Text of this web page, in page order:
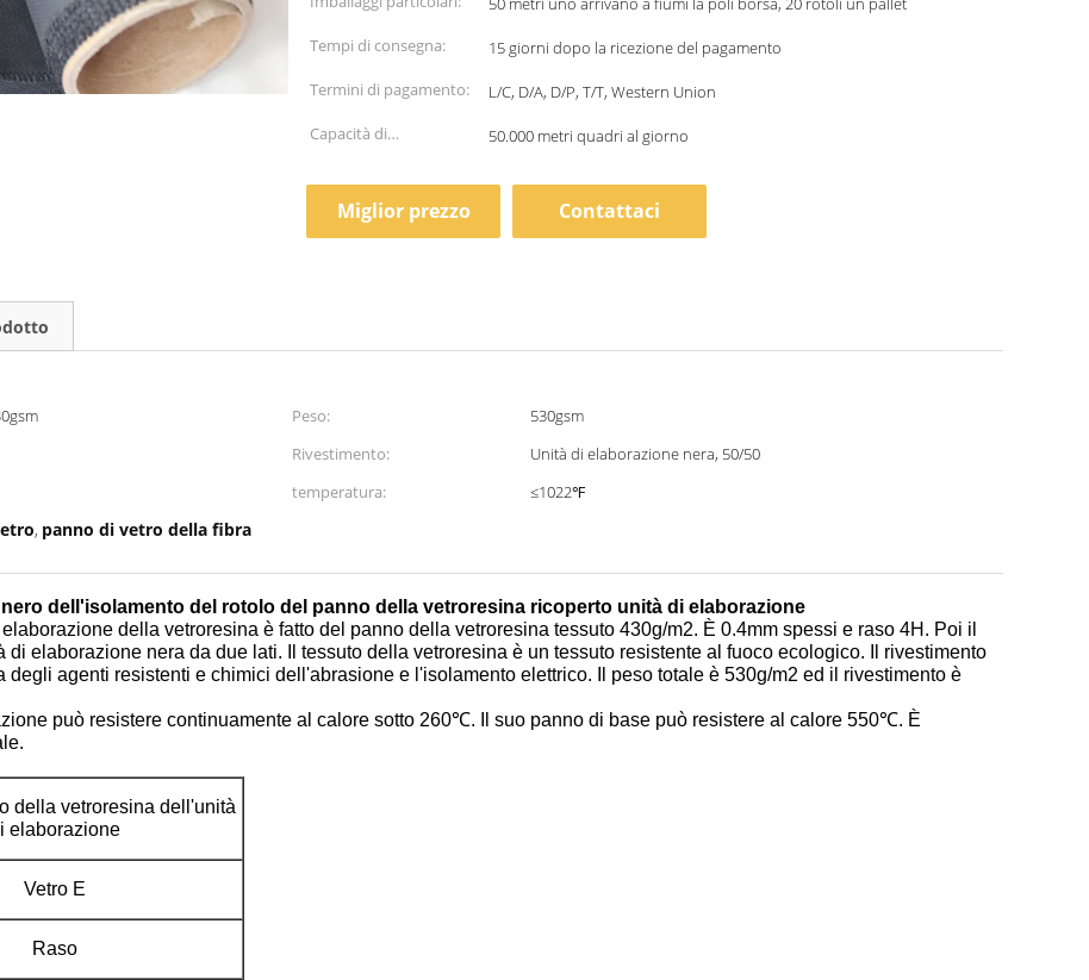
Tempi di consegna:
15 giorni dopo la ricezione del pagamento
Termini di pagamento:
L/C, D/A, D/P, T/T, Western Union
Capacità di
50.000 metri quadri al giorno
Miglior prezzo Contattaci
Peso:
530gsm
Rivestimento:
Unità di elaborazione nera, 50/50
temperatura:
≤1022℉
, panno di vetro della fibra
dell'isolamento del rotolo del panno della vetroresina ricoperto unità di elaborazione
della vetroresina è fatto del panno della vetroresina tessuto 430g/m2. È 0.4mm spessi e raso 4H. Poi il
elaborazione nera da due lati. Il tessuto della vetroresina è un tessuto resistente al fuoco ecologico. Il rivestimento
agenti resistenti e chimici dell'abrasione e l'isolamento elettrico. Il peso totale è 530g/m2 ed il rivestimento è
può resistere continuamente al calore sotto 260℃. Il suo panno di base può resistere al calore 550℃. È
della vetroresina dell'unità
elaborazione
Vetro E
Raso